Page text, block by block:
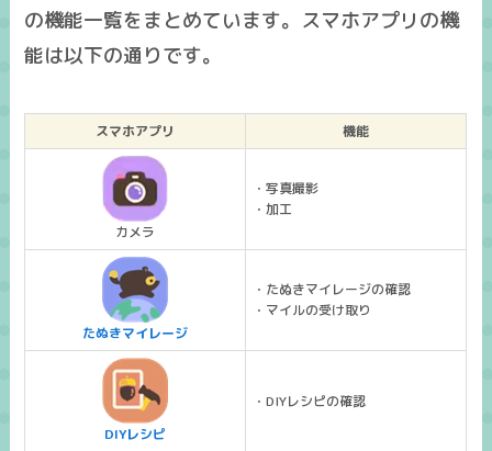
の機能一覧をまとめています。スマホアプリの機
能は以下の通りです。
スマホアプリ 機能
カメラ
・写真撮影
・加工
たぬきマイレージ
・たぬきマイレージの確認
・マイルの受け取り
DIYレシピ
・DIYレシピの確認